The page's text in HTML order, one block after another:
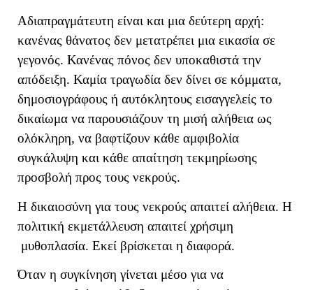
Αδιαπραγμάτευτη είναι και μια δεύτερη αρχή:
κανένας θάνατος δεν μετατρέπει μια εικασία σε
γεγονός. Κανένας πόνος δεν υποκαθιστά την
απόδειξη. Καμία τραγωδία δεν δίνει σε κόμματα,
δημοσιογράφους ή αυτόκλητους εισαγγελείς το
δικαίωμα να παρουσιάζουν τη μισή αλήθεια ως
ολόκληρη, να βαφτίζουν κάθε αμφιβολία
συγκάλυψη και κάθε απαίτηση τεκμηρίωσης
προσβολή προς τους νεκρούς.
Η δικαιοσύνη για τους νεκρούς απαιτεί αλήθεια. Η
πολιτική εκμετάλλευση απαιτεί χρήσιμη
μυθοπλασία. Εκεί βρίσκεται η διαφορά.
Όταν η συγκίνηση γίνεται μέσο για να